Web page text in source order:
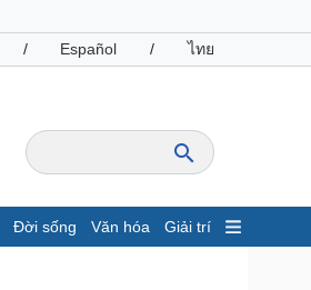
/ Español / ไทย
Đời sống Văn hóa Giải trí